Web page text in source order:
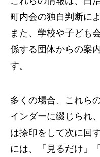
町内会の独自判断に
また、学校や子ども
係する団体からの案
す。
多くの場合、これら
インダーに綴じられ
は捺印をして次に回
には、「見るだけ」